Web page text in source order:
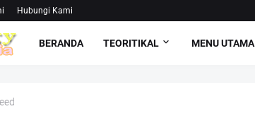
Hubungi Kami
BERANDA TEORITIKAL MENU UTAMA